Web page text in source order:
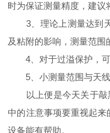
时为保证测量精度，建议
3、理论上测量达到天
及粘附的影响，测量范围
4、对于过溢保护，可
5、小测量范围与天线
以上便是今天关于敲
中的注意事项要重视起
设备能有帮助。